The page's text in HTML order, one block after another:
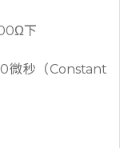
下
微秒（Constant